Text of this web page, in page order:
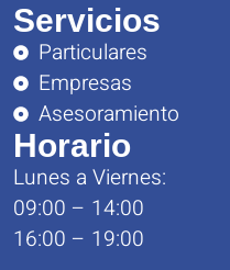
Servicios
Particulares
Empresas
Asesoramiento
Horario
Lunes a Viernes:
09:00 – 14:00
16:00 – 19:00